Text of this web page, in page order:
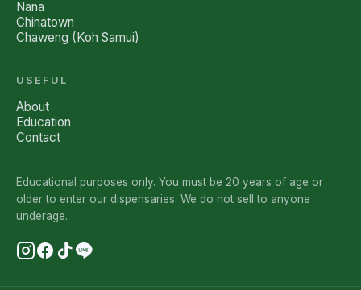
Nana
Chinatown
Chaweng (Koh Samui)
USEFUL
About
Education
Contact
Educational purposes only. You must be 20 years of age or
older to enter our dispensaries. We do not sell to anyone
underage.